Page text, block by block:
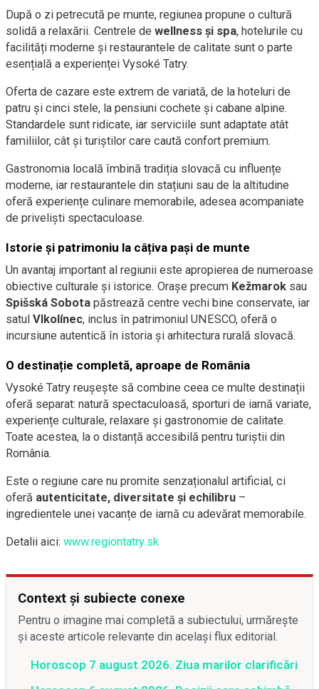
După o zi petrecută pe munte, regiunea propune o cultură
solidă a relaxării. Centrele de wellness și spa, hotelurile cu
facilități moderne și restaurantele de calitate sunt o parte
esențială a experienței Vysoké Tatry.
Oferta de cazare este extrem de variată, de la hoteluri de
patru și cinci stele, la pensiuni cochete și cabane alpine.
Standardele sunt ridicate, iar serviciile sunt adaptate atât
familiilor, cât și turiștilor care caută confort premium.
Gastronomia locală îmbină tradiția slovacă cu influențe
moderne, iar restaurantele din stațiuni sau de la altitudine
oferă experiențe culinare memorabile, adesea acompaniate
de priveliști spectaculoase.
Istorie și patrimoniu la câțiva pași de munte
Un avantaj important al regiunii este apropierea de numeroase
obiective culturale și istorice. Orașe precum Kežmarok sau
Spišská Sobota păstrează centre vechi bine conservate, iar
satul Vlkolínec, inclus în patrimoniul UNESCO, oferă o
incursiune autentică în istoria și arhitectura rurală slovacă.
O destinație completă, aproape de România
Vysoké Tatry reușește să combine ceea ce multe destinații
oferă separat: natură spectaculoasă, sporturi de iarnă variate,
experiențe culturale, relaxare și gastronomie de calitate.
Toate acestea, la o distanță accesibilă pentru turiștii din
România.
Este o regiune care nu promite senzaționalul artificial, ci
oferă autenticitate, diversitate și echilibru –
ingredientele unei vacanțe de iarnă cu adevărat memorabile.
Detalii aici: www.regiontatry.sk
Context și subiecte conexe
Pentru o imagine mai completă a subiectului, urmărește
și aceste articole relevante din același flux editorial.
Horoscop 7 august 2026. Ziua marilor clarificări